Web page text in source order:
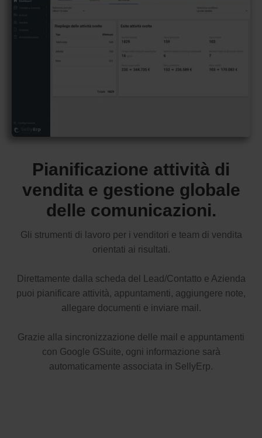
Pianificazione attività di
vendita e gestione globale
delle comunicazioni.
Gli strumenti di lavoro per i venditori e team di vendita
orientati ai risultati.
Direttamente dalla scheda del Lead/Contatto e Azienda
puoi pianificare attività, appuntamenti, aggiungere note,
allegare documenti e inviare mail.
Grazie alla sincronizzazione delle mail e appuntamenti
con Google GSuite, ogni informazione sarà
automaticamente associata in SellyErp.